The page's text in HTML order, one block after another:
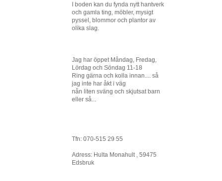
I boden kan du fynda nytt hantverk
och gamla ting, möbler, mysigt
pyssel, blommor och plantor av
olika slag.
Jag har öppet Måndag, Fredag,
Lördag och Söndag 11-18
Ring gärna och kolla innan.... så
jag inte har åkt i väg
nån liten sväng och skjutsat barn
eller så...
Tfn: 070-515 29 55
Adress: Hulta Monahult , 59475
Edsbruk